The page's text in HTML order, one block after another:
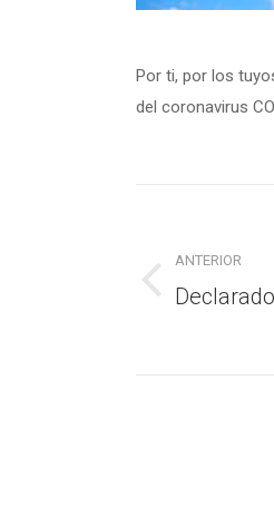
Por ti, por los
del coronavirus
entre
ANTERIOR
Publicación